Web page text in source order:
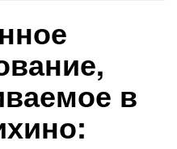
в